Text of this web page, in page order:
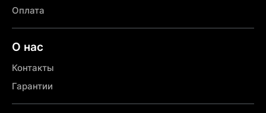
Оплата
О нас
Контакты
Гарантии